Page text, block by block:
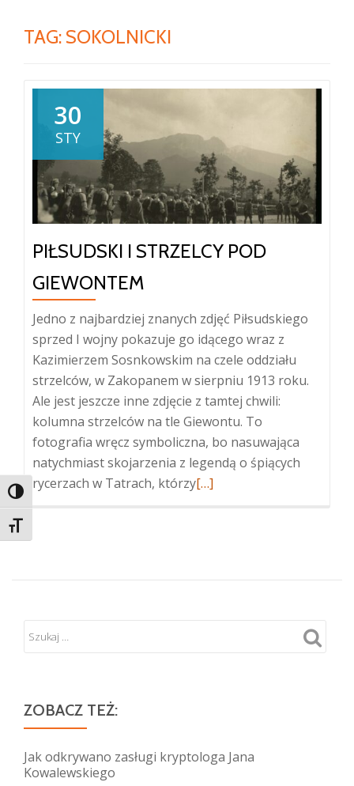
TOGGLE HIGH CONTRAST
TOGGLE FONT SIZE
TAG: SOKOLNICKI
30
STY
PIŁSUDSKI I STRZELCY POD
GIEWONTEM
Jedno z najbardziej znanych zdjęć Piłsudskiego
sprzed I wojny pokazuje go idącego wraz z
Kazimierzem Sosnkowskim na czele oddziału
strzelców, w Zakopanem w sierpniu 1913 roku.
Ale jest jeszcze inne zdjęcie z tamtej chwili:
kolumna strzelców na tle Giewontu. To
fotografia wręcz symboliczna, bo nasuwająca
natychmiast skojarzenia z legendą o śpiących
rycerzach w Tatrach, którzyWięcej
Giewontem
[…]
ZOBACZ TEŻ:
Jak odkrywano zasługi kryptologa Jana
Kowalewskiego